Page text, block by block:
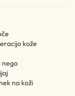
kože
nego
na koži